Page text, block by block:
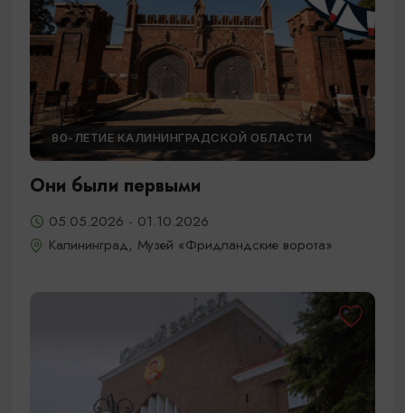
80-ЛЕТИЕ КАЛИНИНГРАДСКОЙ ОБЛАСТИ
Они были первыми
05.05.2026 - 01.10.2026
Калининград, Музей «Фридландские ворота»